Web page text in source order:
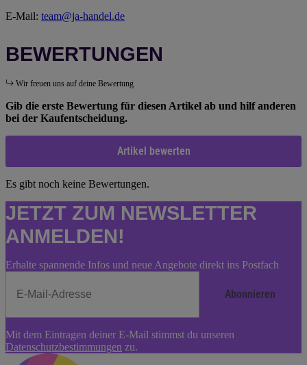
E-Mail: team@ja-handel.de
BEWERTUNGEN
Wir freuen uns auf deine Bewertung
Gib die erste Bewertung für diesen Artikel ab und hilf anderen
bei der Kaufentscheidung.
Artikel bewerten
Es gibt noch keine Bewertungen.
JETZT ZUM NEWSLETTER
ANMELDEN!
Erhalte spannende Infos und neue Angebote direkt ins Postfach
Abonnieren
Abonnieren
Mit dem Eintragen deiner E-Mail stimmst du unseren
Datenschutzbestimmungen zu.